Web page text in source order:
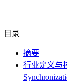
目录
摘要
行业定义与